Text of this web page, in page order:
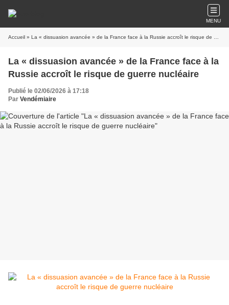
MENU
Accueil » La « dissuasion avancée » de la France face à la Russie accroît le risque de guerre nucléaire
La « dissuasion avancée » de la France face à la
Russie accroît le risque de guerre nucléaire
Publié le 02/06/2026 à 17:18
Par Vendémiaire